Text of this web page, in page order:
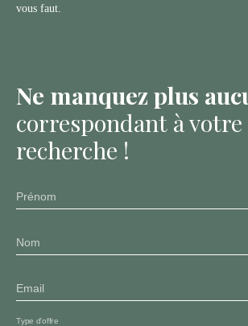
vous faut.
Ne manquez plus
correspondant à votre
recherche !
Prénom
Nom
Email
Type d'offre